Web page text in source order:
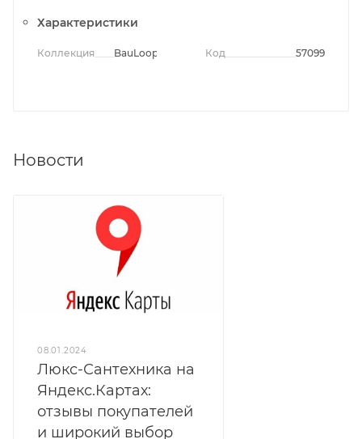
Характеристики
Коллекция BauLoop Код 57099
Новости
08.01.2024
Люкс-Сантехника на
Яндекс.Картах:
отзывы покупателей
и широкий выбор